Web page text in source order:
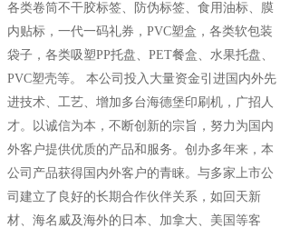
各类卷筒不干胶标签、防伪标签、食用油标、膜
内贴标，一代一码礼券，PVC塑盒，各类软包装
袋子，各类吸塑PP托盘、PET餐盒、水果托盘、
PVC塑壳等。 本公司投入大量资金引进国内外先
进技术、工艺、增加多台海德堡印刷机，广招人
才。以诚信为本，不断创新的宗旨，努力为国内
外客户提供优质的产品和服务。创办多年来，本
公司产品获得国内外客户的青睐。与多家上市公
司建立了良好的长期合作伙伴关系，如回天新
材、海名威及海外的日本、加拿大、美国等客